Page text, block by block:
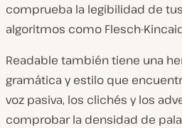
comprueba la legibilidad de
algoritmos como Flesch-
Readable también tiene una
gramática y estilo que
voz pasiva, los clichés y los
comprobar la densidad de